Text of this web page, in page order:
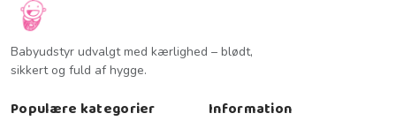
Babyudstyr udvalgt med kærlighed – blødt,
sikkert og fuld af hygge.
Populære kategorier Information